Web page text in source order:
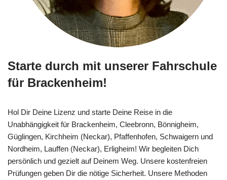
Starte durch mit unserer Fahrschule
für Brackenheim!
Hol Dir Deine Lizenz und starte Deine Reise in die
Unabhängigkeit für Brackenheim, Cleebronn, Bönnigheim,
Güglingen, Kirchheim (Neckar), Pfaffenhofen, Schwaigern und
Nordheim, Lauffen (Neckar), Erligheim! Wir begleiten Dich
persönlich und gezielt auf Deinem Weg. Unsere kostenfreien
Prüfungen geben Dir die nötige Sicherheit. Unsere Methoden